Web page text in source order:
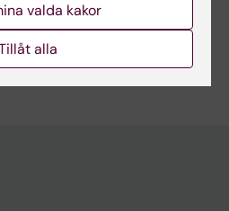
Fysiologi och anatomi
valda kakor
alla